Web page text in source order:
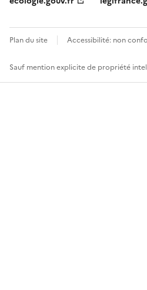
Plan du site Accessibilité: non
Sauf mention explicite de propriété